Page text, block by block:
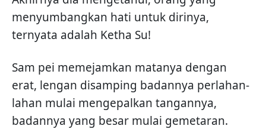
menyumbangkan hati untuk dirinya,
ternyata adalah Ketha Su!
Sam pei memejamkan matanya dengan
erat, lengan disamping badannya perlahan-
lahan mulai mengepalkan tangannya,
badannya yang besar mulai gemetaran.